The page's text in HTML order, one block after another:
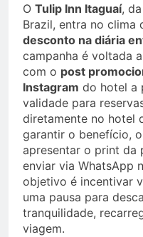
O Tulip Inn Itaguaí,
Brazil, entra no clima
desconto na diária
campanha é voltada
com o post
Instagram do hotel a
validade para
diretamente no hotel
garantir o benefício,
apresentar o print da
enviar via WhatsApp
objetivo é incentivar
uma pausa para
tranquilidade,
viagem.